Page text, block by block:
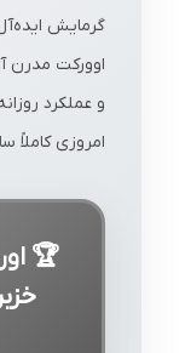
گرمایش
اوورکت مدرن
و عملکرد
امروزی کاملاً
🏆